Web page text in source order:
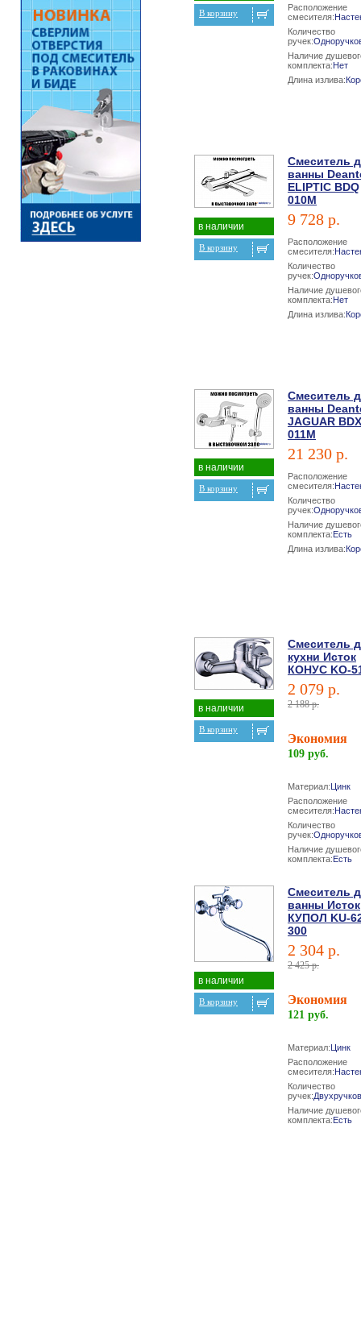
В корзину
Расположение
смесителя:
Количество
ручек:
Наличие
комплекта:Нет
Длина излива:
в наличии
В корзину
Смеситель
ванны
ELIPTIC BDQ
010M
9 728 р.
Расположение
смесителя:
Количество
ручек:
Наличие
комплекта:Нет
Длина излива:
в наличии
В корзину
Смеситель
ванны
JAGUAR BDX
011M
21 230 р.
Расположение
смесителя:
Количество
ручек:
Наличие
комплекта:Есть
Длина излива:
в наличии
В корзину
Смеситель
кухни Исток
КОНУС KO-
2 079 р.
2 188 р.
Экономия
109 руб.
Материал:Цинк
Расположение
смесителя:
Количество
ручек:
Наличие
комплекта:Есть
в наличии
В корзину
Смеситель
ванны Исток
КУПОЛ KU-
300
2 304 р.
2 425 р.
Экономия
121 руб.
Материал:Цинк
Расположение
смесителя:
Количество
ручек:
Наличие
комплекта:Есть